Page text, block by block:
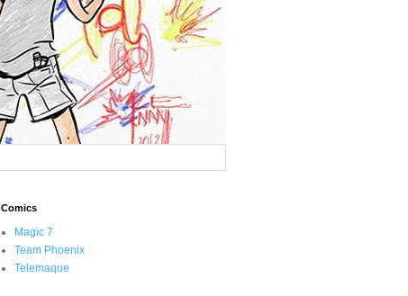
Comics
Magic 7
Team Phoenix
Telemaque